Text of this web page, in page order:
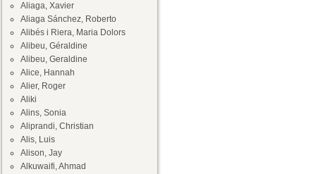
Aliaga, Xavier
Aliaga Sánchez, Roberto
Alibés i Riera, Maria Dolors
Alibeu, Géraldine
Alibeu, Geraldine
Alice, Hannah
Alier, Roger
Aliki
Alins, Sonia
Aliprandi, Christian
Alis, Luis
Alison, Jay
Alkuwaifi, Ahmad